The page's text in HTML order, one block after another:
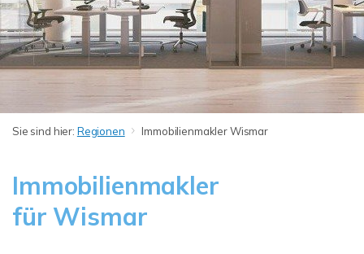
Sie sind hier: Regionen Immobilienmakler Wismar
Immobilienmakler
für Wismar